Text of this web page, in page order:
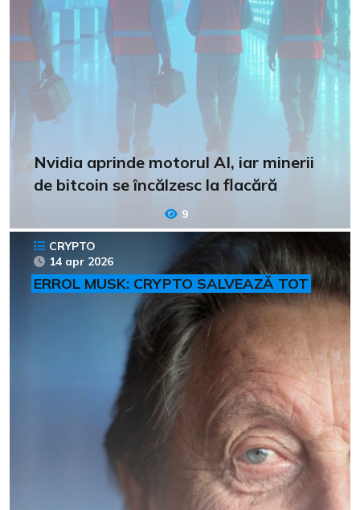
Nvidia aprinde motorul AI, iar minerii
de bitcoin se încălzesc la flacără
9
CRYPTO
14 apr 2026
ERROL MUSK: CRYPTO SALVEAZĂ TOT